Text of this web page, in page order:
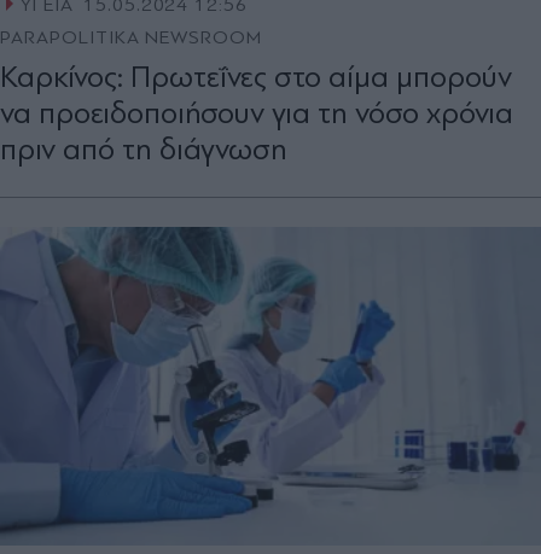
PARAPOLITIKA NEWSROOM
Καρκίνος: Πρωτεΐνες στο αίμα μπορούν
να προειδοποιήσουν για τη νόσο χρόνια
πριν από τη διάγνωση